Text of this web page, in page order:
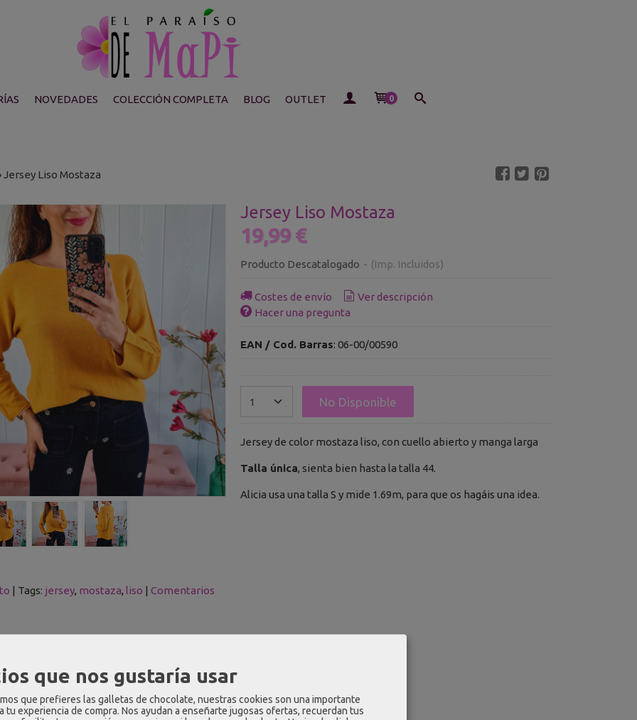
NOVEDADES COLECCIÓN COMPLETA BLOG OUTLET 0
Jersey Liso Mostaza
Jersey Liso Mostaza
19,99 €
Producto Descatalogado - (Imp. Incluidos)
Costes de envío
Ver descripción
Hacer una pregunta
EAN / Cod. Barras: 06-00/00590
No Disponible
Jersey de color mostaza liso, con cuello abierto y manga larga
Talla única, sienta bien hasta la talla 44.
Alicia usa una talla S y mide 1.69m, para que os hagáis una idea.
| Tags: jersey mostaza liso | Comentarios
mostaza liso, con cuello abierto y manga larga
: 57% viscosa - 18% poliéster - 25% poliamida.
que nos gustaría usar
que prefieres las galletas de chocolate, nuestras cookies son una importante
tu experiencia de compra. Nos ayudan a enseñarte jugosas ofertas, recuerdan tus